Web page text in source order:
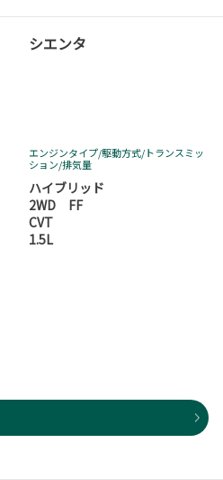
シエンタ
エンジンタイプ/駆動方式/トランスミッ
ション/排気量
ハイブリッド
2WD FF
CVT
1.5L